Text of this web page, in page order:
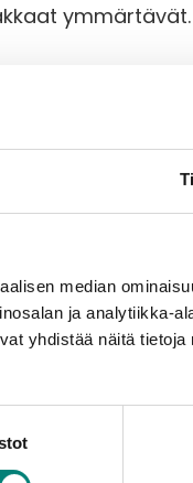
median
ja analytiikka-
yhdistää näitä tietoja
ymmärtävät.
Kun tieto on